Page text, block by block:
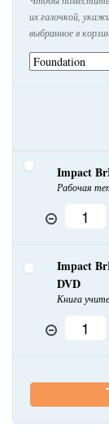
их галочкой,
выбранное в
Impact
Рабочая
Impact
DVD
Книга